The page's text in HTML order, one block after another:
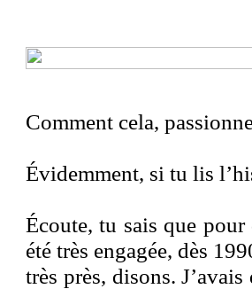
Comment cela,
Évidemment, si tu lis
Écoute, tu sais que pour
été très engagée, dès
très près, disons.